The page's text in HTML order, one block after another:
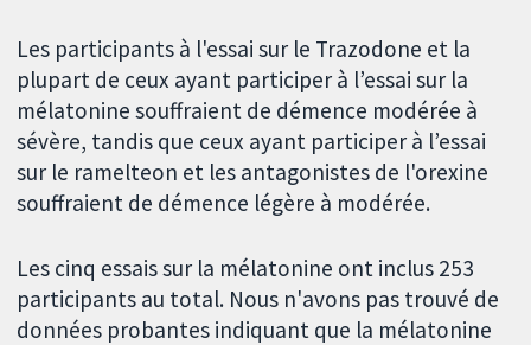
Les participants à l'essai sur le Trazodone et la
plupart de ceux ayant participer à l’essai sur la
mélatonine souffraient de démence modérée à
sévère, tandis que ceux ayant participer à l’essai
sur le ramelteon et les antagonistes de l'orexine
souffraient de démence légère à modérée.
Les cinq essais sur la mélatonine ont inclus 253
participants au total. Nous n'avons pas trouvé de
données probantes indiquant que la mélatonine